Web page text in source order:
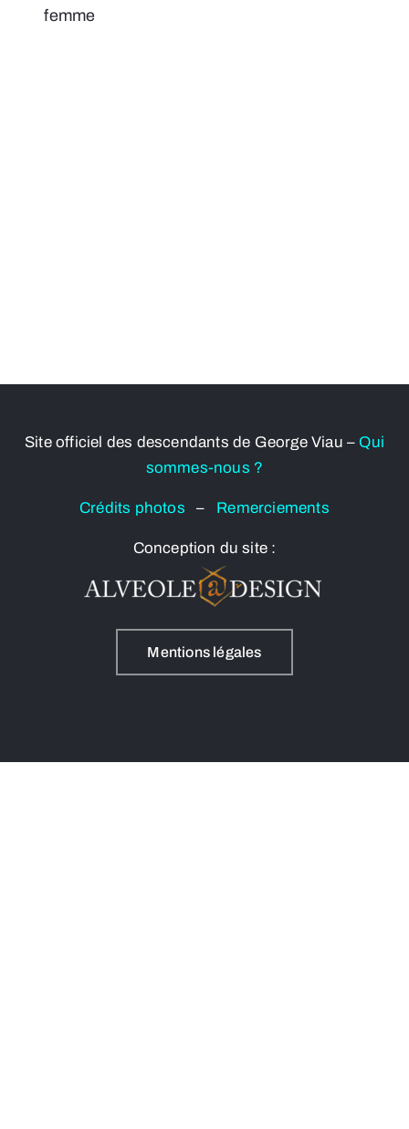
femme
Site officiel des descendants de George Viau – Qui
sommes-nous ?
Crédits photos– Remerciements
Conception du site :
Mentions légales